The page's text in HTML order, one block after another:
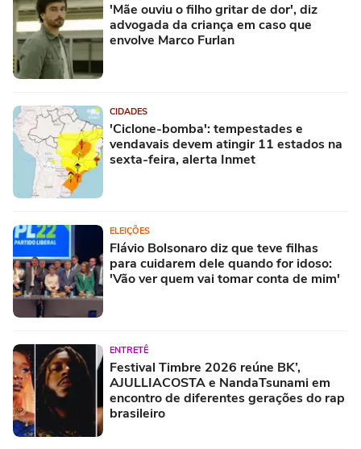
'Mãe ouviu o filho gritar de dor', diz
advogada da criança em caso que
envolve Marco Furlan
CIDADES
'Ciclone-bomba': tempestades e
vendavais devem atingir 11 estados na
sexta-feira, alerta Inmet
ELEIÇÕES
Flávio Bolsonaro diz que teve filhas
para cuidarem dele quando for idoso:
'Vão ver quem vai tomar conta de mim'
ENTRETÊ
Festival Timbre 2026 reúne BK’,
AJULLIACOSTA e NandaTsunami em
encontro de diferentes gerações do rap
brasileiro